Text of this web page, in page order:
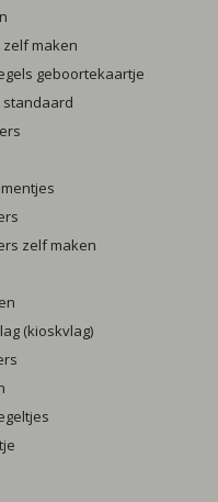
zelf maken
geboortekaartje
standaard
zelf maken
(kioskvlag)